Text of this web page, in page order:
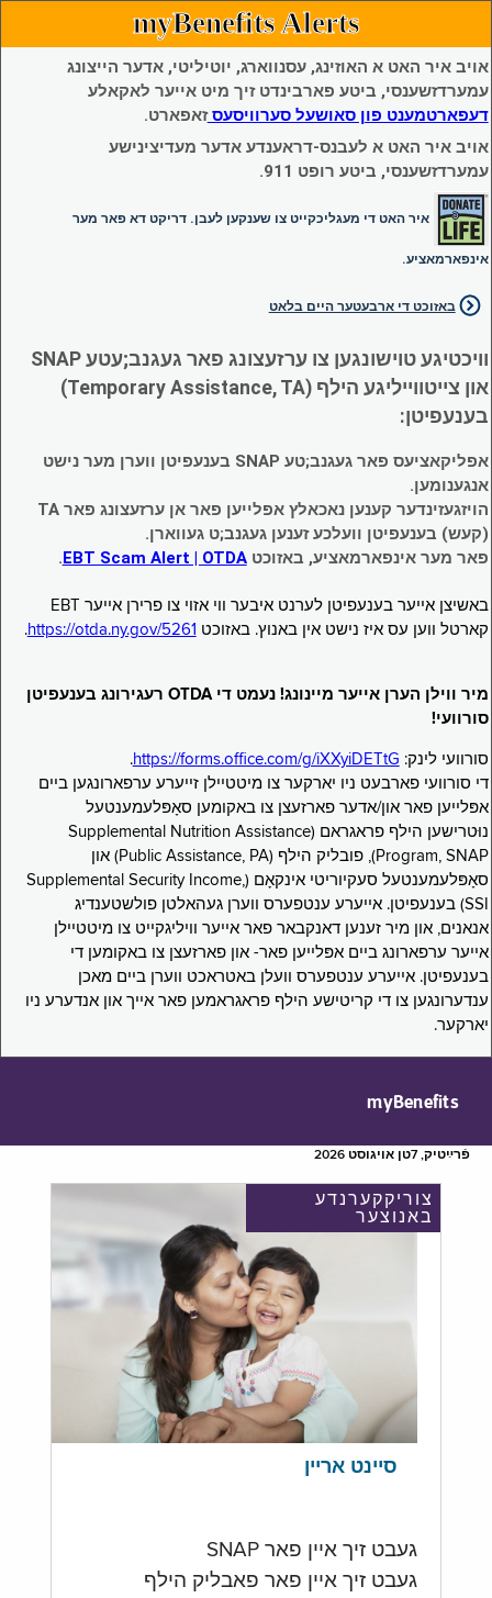
myBenefits Alerts
אויב איר האט א האוזינג, עסנווארג, יוטיליטי, אדער הייצונג
עמערדזשענסי, ביטע פארבינדט זיך מיט אייער לאקאלע
דעפארטמענט פון סאושעל סערוויסעסזאפארט.
אויב איר האט א לעבנס-דראענדע אדער מעדיצינישע
עמערדזשענסי, ביטע רופט 911.
איר האט די מעגליכקייט צו שענקען לעבן. דריקט דא פאר מער
אינפארמאציע.
באזוכט די ארבעטער היים בלאט
וויכטיגע טוישונגען צו ערזעצונג פאר געגנב;עטע SNAP
און צייטווייליגע הילף (Temporary Assistance, TA)
בענעפיטן:
אפליקאציעס פאר געגנב;טע SNAP בענעפיטן ווערן מער נישט
אנגענומען.
הויזגעזינדער קענען נאכאלץ אפּלייען פאר אן ערזעצונג פאר TA
(קעש) בענעפיטן וועלכע זענען געגנב;ט געווארן.
פאר מער אינפארמאציע, באזוכטEBT Scam Alert | OTDA
.
באשיצן אייער בענעפיטן לערנט איבער ווי אזוי צו פרירן אייער EBT
קארטל ווען עס איז נישט אין באנוץ. באזוכט https://otda.ny.gov/5261
.
מיר ווילן הערן אייער מיינונג! נעמט די OTDA רעגירונג בענעפיטן
סורוועי!
סורוועי לינק: https://forms.office.com/g/iXXyiDETtG
.
די סורוועי פארבעט ניו יארקער צו מיטטיילן זייערע ערפארונגען ביים
אפּלייען פאר און/אדער פארזעצן צו באקומען סאָפּלעמענטעל
נוּטרישען הילף פראגראם (Supplemental Nutrition Assistance
Program, SNAP), פובליק הילף (Public Assistance, PA) און
סאָפּלעמענטעל סעקיוריטי אינקאָם (Supplemental Security Income,
SSI) בענעפיטן. אייערע ענטפערס ווערן געהאלטן פולשטענדיג
אנאנים, און מיר זענען דאנקבאר פאר אייער וויליגקייט צו מיטטיילן
אייער ערפארונג ביים אפּלייען פאר- און פארזעצן צו באקומען די
בענעפיטן. אייערע ענטפערס וועלן באטראכט ווערן ביים מאכן
ענדערונגען צו די קריטישע הילף פראגראמען פאר אייך און אנדערע ניו
יארקער.
myBenefits
פֿרײַטיק, 7טן אויגוסט 2026
צוריקקערנדע
באנוצער
סיינט אריין
געבט זיך איין פאר SNAP
געבט זיך איין פאר פאבליק הילף